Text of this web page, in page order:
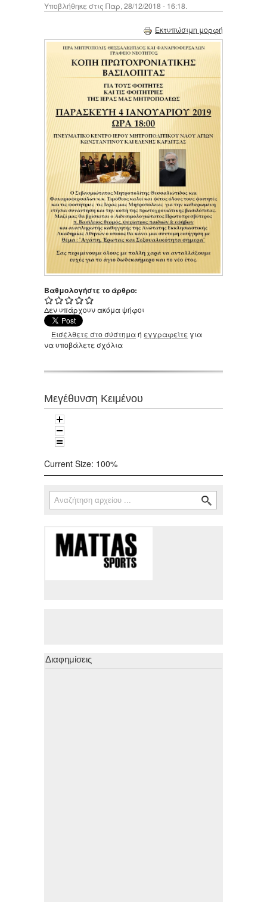
Υποβλήθηκε στις Παρ, 28/12/2018 - 16:18.
Εκτυπώσιμη μορφή
Βαθμολογήστε το άρθρο:
Δεν υπάρχουν ακόμα ψήφοι
Εισέλθετε στο σύστημαή εγγραφείτε για
να υποβάλετε σχόλια
Μεγέθυνση Κειμένου
Current Size: 100%
Φόρμα αναζήτησης
Αναζήτηση
Διαφημίσεις